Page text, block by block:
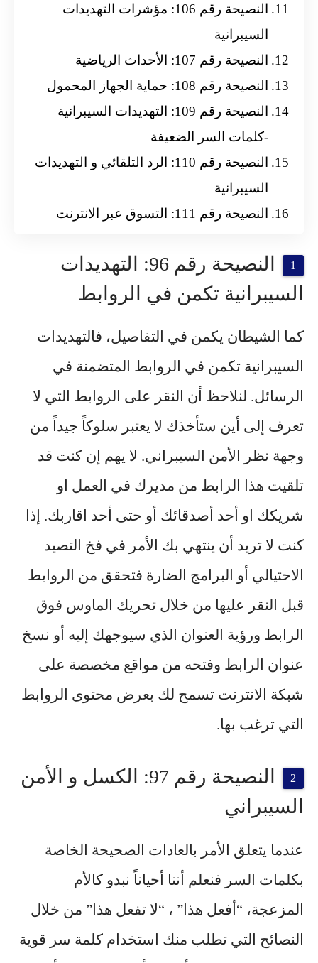
النصيحة رقم 106: مؤشرات التهديدات
السيبرانية
النصيحة رقم 107: الأحداث الرياضية
النصيحة رقم 108: حماية الجهاز المحمول
النصيحة رقم 109: التهديدات السيبرانية
-كلمات السر الضعيفة
النصيحة رقم 110: الرد التلقائي و التهديدات
السيبرانية
النصيحة رقم 111: التسوق عبر الانترنت
النصيحة رقم 96: التهديدات
السيبرانية تكمن في الروابط
كما الشيطان يكمن في التفاصيل، فالتهديدات
السيبرانية تكمن في الروابط المتضمنة في
الرسائل. لنلاحظ أن النقر على الروابط التي لا
تعرف إلى أين ستأخذك لا يعتبر سلوكاً جيداً من
وجهة نظر الأمن السيبراني. لا يهم إن كنت قد
تلقيت هذا الرابط من مديرك في العمل او
شريكك او أحد أصدقائك أو حتى أحد اقاربك. إذا
كنت لا تريد أن ينتهي بك الأمر في فخ التصيد
الاحتيالي أو البرامج الضارة فتحقق من الروابط
قبل النقر عليها من خلال تحريك الماوس فوق
الرابط ورؤية العنوان الذي سيوجهك إليه أو نسخ
عنوان الرابط وفتحه من مواقع مخصصة على
شبكة الانترنت تسمح لك بعرض محتوى الروابط
التي ترغب بها.
النصيحة رقم 97: الكسل و الأمن
السيبراني
عندما يتعلق الأمر بالعادات الصحيحة الخاصة
بكلمات السر فنعلم أننا أحياناً نبدو كالأم
المزعجة، “أفعل هذا” ، “لا تفعل هذا” من خلال
النصائح التي تطلب منك استخدام كلمة سر قوية